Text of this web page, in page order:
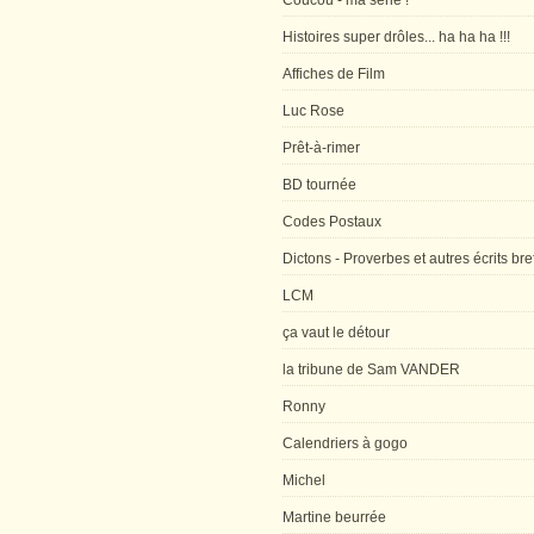
Histoires super drôles... ha ha ha !!!
Affiches de Film
Luc Rose
Prêt-à-rimer
BD tournée
Codes Postaux
Dictons - Proverbes et autres écrits
LCM
ça vaut le détour
la tribune de Sam VANDER
Ronny
Calendriers à gogo
Michel
Martine beurrée